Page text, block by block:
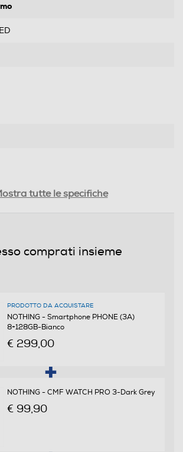
Dual Mode UMTS/GSM
- Processore
operativo
OS 3.1
tutte le specifiche
comprati insieme
PRODOTTO DA ACQUISTARE
NOTHING - Smartphone PHONE (3A)
8+128GB-Bianco
€ 299,00
NOTHING - CMF WATCH PRO 3-Dark Grey
€ 99,90